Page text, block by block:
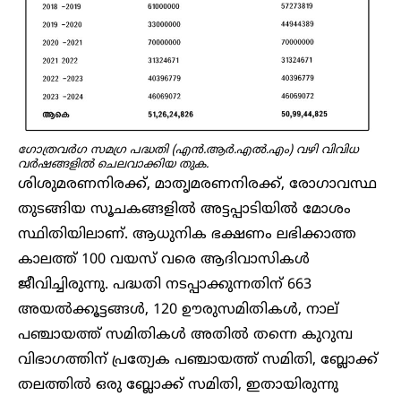
ഗോത്രവർഗ സമഗ്ര പദ്ധതി (എൻ.ആർ.എൽ.എം) വഴി വിവിധ
വർഷങ്ങളിൽ ചെലവാക്കിയ തുക.
ശിശുമരണനിരക്ക്, മാതൃമരണനിരക്ക്, രോഗാവസ്ഥ
തുടങ്ങിയ സൂചകങ്ങളിൽ അട്ടപ്പാടിയിൽ മോശം
സ്ഥിതിയിലാണ്. ആധുനിക ഭക്ഷണം ലഭിക്കാത്ത
കാലത്ത് 100 വയസ് വരെ ആദിവാസികൾ
ജീവിച്ചിരുന്നു. പദ്ധതി നടപ്പാക്കുന്നതിന് 663
അയൽക്കൂട്ടങ്ങൾ, 120 ഊരുസമിതികൾ, നാല്
പഞ്ചായത്ത് സമിതികൾ അതിൽ തന്നെ കുറുമ്പ
വിഭാഗത്തിന് പ്രത്യേക പഞ്ചായത്ത് സമിതി, ബ്ലോക്ക്
തലത്തിൽ ഒരു ബ്ലോക്ക് സമിതി, ഇതായിരുന്നു